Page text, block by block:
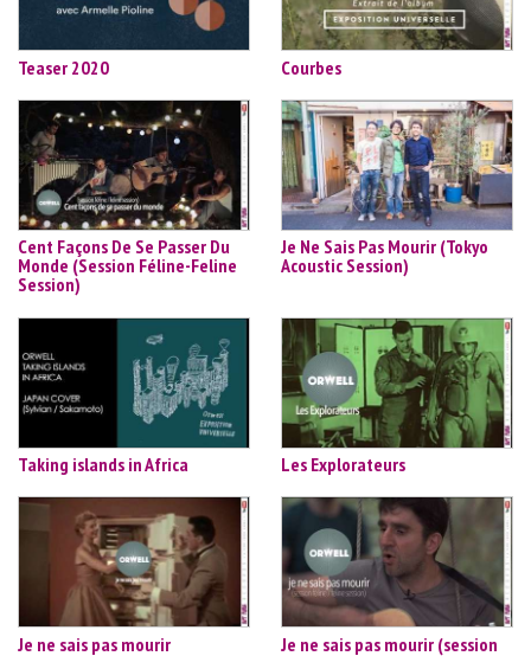
Teaser 2020 Courbes
Cent Façons De Se Passer Du
Monde (Session Féline-Feline
Session)
Je Ne Sais Pas Mourir (Tokyo
Acoustic Session)
Taking islands in Africa Les Explorateurs
Je ne sais pas mourir
Je ne sais pas mourir (session